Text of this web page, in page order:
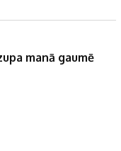
manā gaumē